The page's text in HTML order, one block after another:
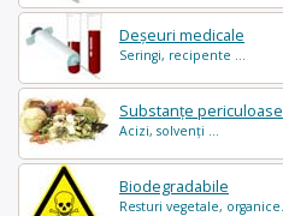
Deșeuri medicale
Seringi, recipente ...
Substanțe periculoase
Acizi, solvenți ...
Biodegradabile
Resturi vegetale, organice..